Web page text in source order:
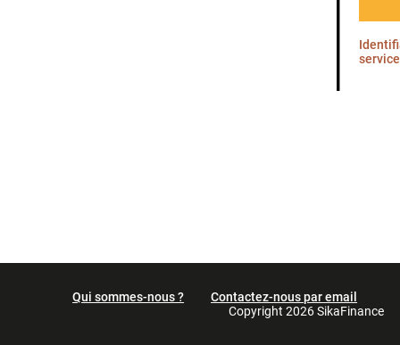
Qui sommes-nous ?
Contactez-nous par email
Copyright 2026 SikaFinance